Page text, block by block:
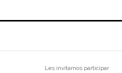
Les invitamos participar